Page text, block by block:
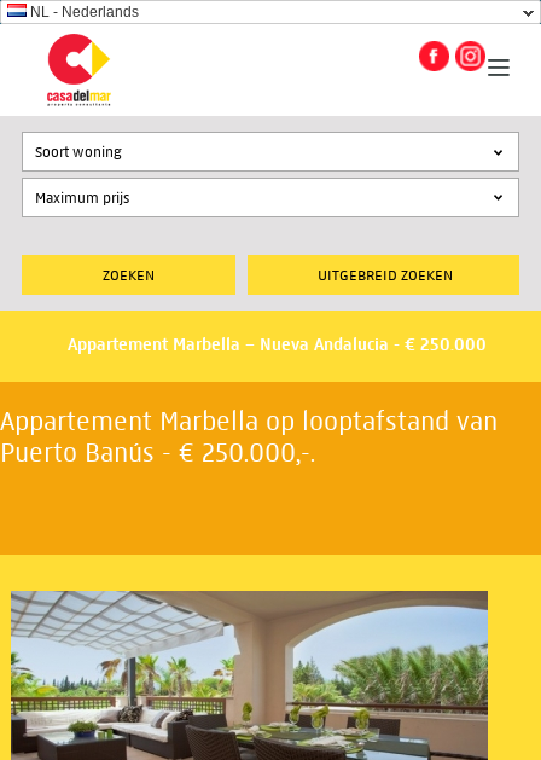
NL - Nederlands
UITGEBREID ZOEKEN
Soort woning
Appartement Marbella – Nueva Andalucia - € 250.000
Appartement Marbella op looptafstand van
Puerto Banús - € 250.000,-.